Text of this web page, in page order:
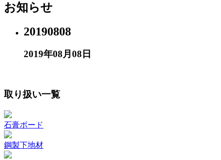
お知らせ
20190808
2019年08月08日
取り扱い一覧
石膏ボード
鋼製下地材